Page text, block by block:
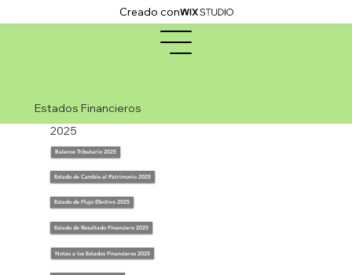
Creado con
Estados Financieros
2025
Balance Tributario 2025
Estado de Cambio al Patrimonio 2025
Estado de Flujo Efectivo 2025
Estado de Resultado Financiero 2025
Notas a los Estados Financieros 2025